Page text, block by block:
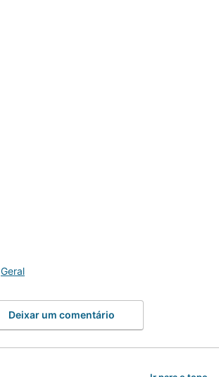
Geral
Deixar um comentário